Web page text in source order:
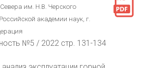
им. Н.В. Черского
академии наук, г.
№5 / 2022 стр. 131-134